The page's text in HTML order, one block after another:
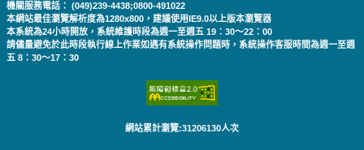
機關服務電話： (049)239-4438;0800-491022
本網站最佳瀏覽解析度為1280x800，建議使用IE9.0以上版本瀏覽器
本系統為24小時開放，系統維護時段為週一至週五 19：30～22：00
請儘量避免於此時段執行線上作業如遇有系統操作問題時，系統操作客服時間為週一至週
五 8：30～17：30
網站累計瀏覽:31206130人次